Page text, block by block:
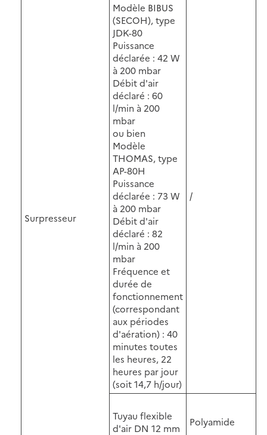
Surpresseur
Modèle BIBUS
(SECOH), type
JDK-80
Puissance
déclarée : 42 W
à 200 mbar
Débit d'air
déclaré : 60
l/min à 200
mbar
ou bien
Modèle
THOMAS, type
AP-80H
Puissance
déclarée : 73 W
à 200 mbar
Débit d'air
déclaré : 82
l/min à 200
mbar
Fréquence et
durée de
fonctionnement
(correspondant
aux périodes
d'aération) : 40
minutes toutes
les heures, 22
heures par jour
(soit 14,7 h/jour)
/
Tuyau flexible
d'air DN 12 mm
Polyamide